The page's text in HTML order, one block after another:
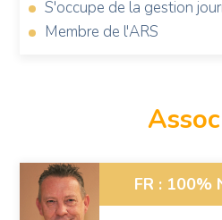
S'occupe de la gestion
Membre de l'ARS
Photo
de
FR : 100%